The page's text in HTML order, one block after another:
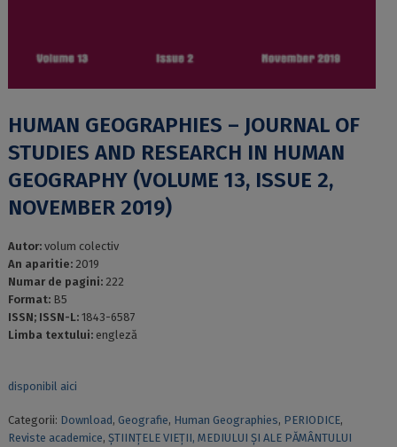
HUMAN GEOGRAPHIES – JOURNAL OF
STUDIES AND RESEARCH IN HUMAN
GEOGRAPHY (VOLUME 13, ISSUE 2,
NOVEMBER 2019)
Autor: volum colectiv
An aparitie: 2019
Numar de pagini: 222
Format: B5
ISSN; ISSN-L: 1843-6587
Limba textului: engleză
disponibil aici
Categorii: Download, Geografie, Human Geographies, PERIODICE,
Reviste academice, ȘTIINȚELE VIEȚII, MEDIULUI ȘI ALE PĂMÂNTULUI